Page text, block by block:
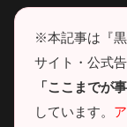
※本記事は『
サイト・公式
「ここまでが
しています。